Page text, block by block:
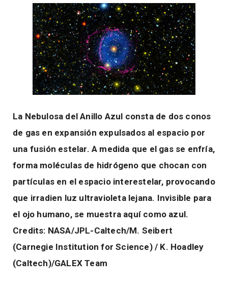
La Nebulosa del Anillo Azul consta de dos conos
de gas en expansión expulsados al espacio por
una fusión estelar. A medida que el gas se enfría,
forma moléculas de hidrógeno que chocan con
partículas en el espacio interestelar, provocando
que irradien luz ultravioleta lejana. Invisible para
el ojo humano, se muestra aquí como azul.
Credits: NASA/JPL-Caltech/M. Seibert
(Carnegie Institution for Science) / K. Hoadley
(Caltech)/GALEX Team